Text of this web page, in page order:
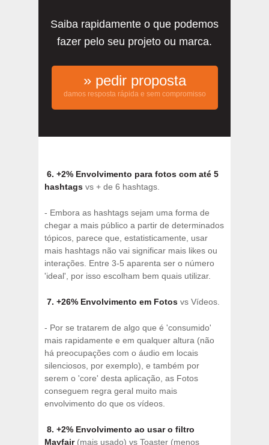
Saiba rapidamente o que podemos
fazer pelo seu projeto ou marca.
» pedir proposta
damos resposta rápida e sem compromisso
6. +2% Envolvimento para fotos com até 5
hashtags vs + de 6 hashtags.
- Embora as hashtags sejam uma forma de
chegar a mais público a partir de determinados
tópicos, parece que, estatisticamente, usar
mais hashtags não vai significar mais likes ou
interações. Entre 3-5 aparenta ser o número
'ideal', por isso escolham bem quais utilizar.
7. +26% Envolvimento em Fotos vs Vídeos.
- Por se tratarem de algo que é 'consumido'
mais rapidamente e em qualquer altura (não
há preocupações com o áudio em locais
silenciosos, por exemplo), e também por
serem o 'core' desta aplicação, as Fotos
conseguem regra geral muito mais
envolvimento do que os vídeos.
8. +2% Envolvimento ao usar o filtro
Mayfair (mais usado) vs Toaster (menos